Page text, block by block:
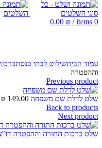
0
items
/
0.00 ₪
עמוד הביתשילוט לבתי כנסת
וההפטרה
Previous product
שלט לדלת שם משפחה 149.00
₪
Back to products
Next product
שלט ברכות התורה וההפטרה